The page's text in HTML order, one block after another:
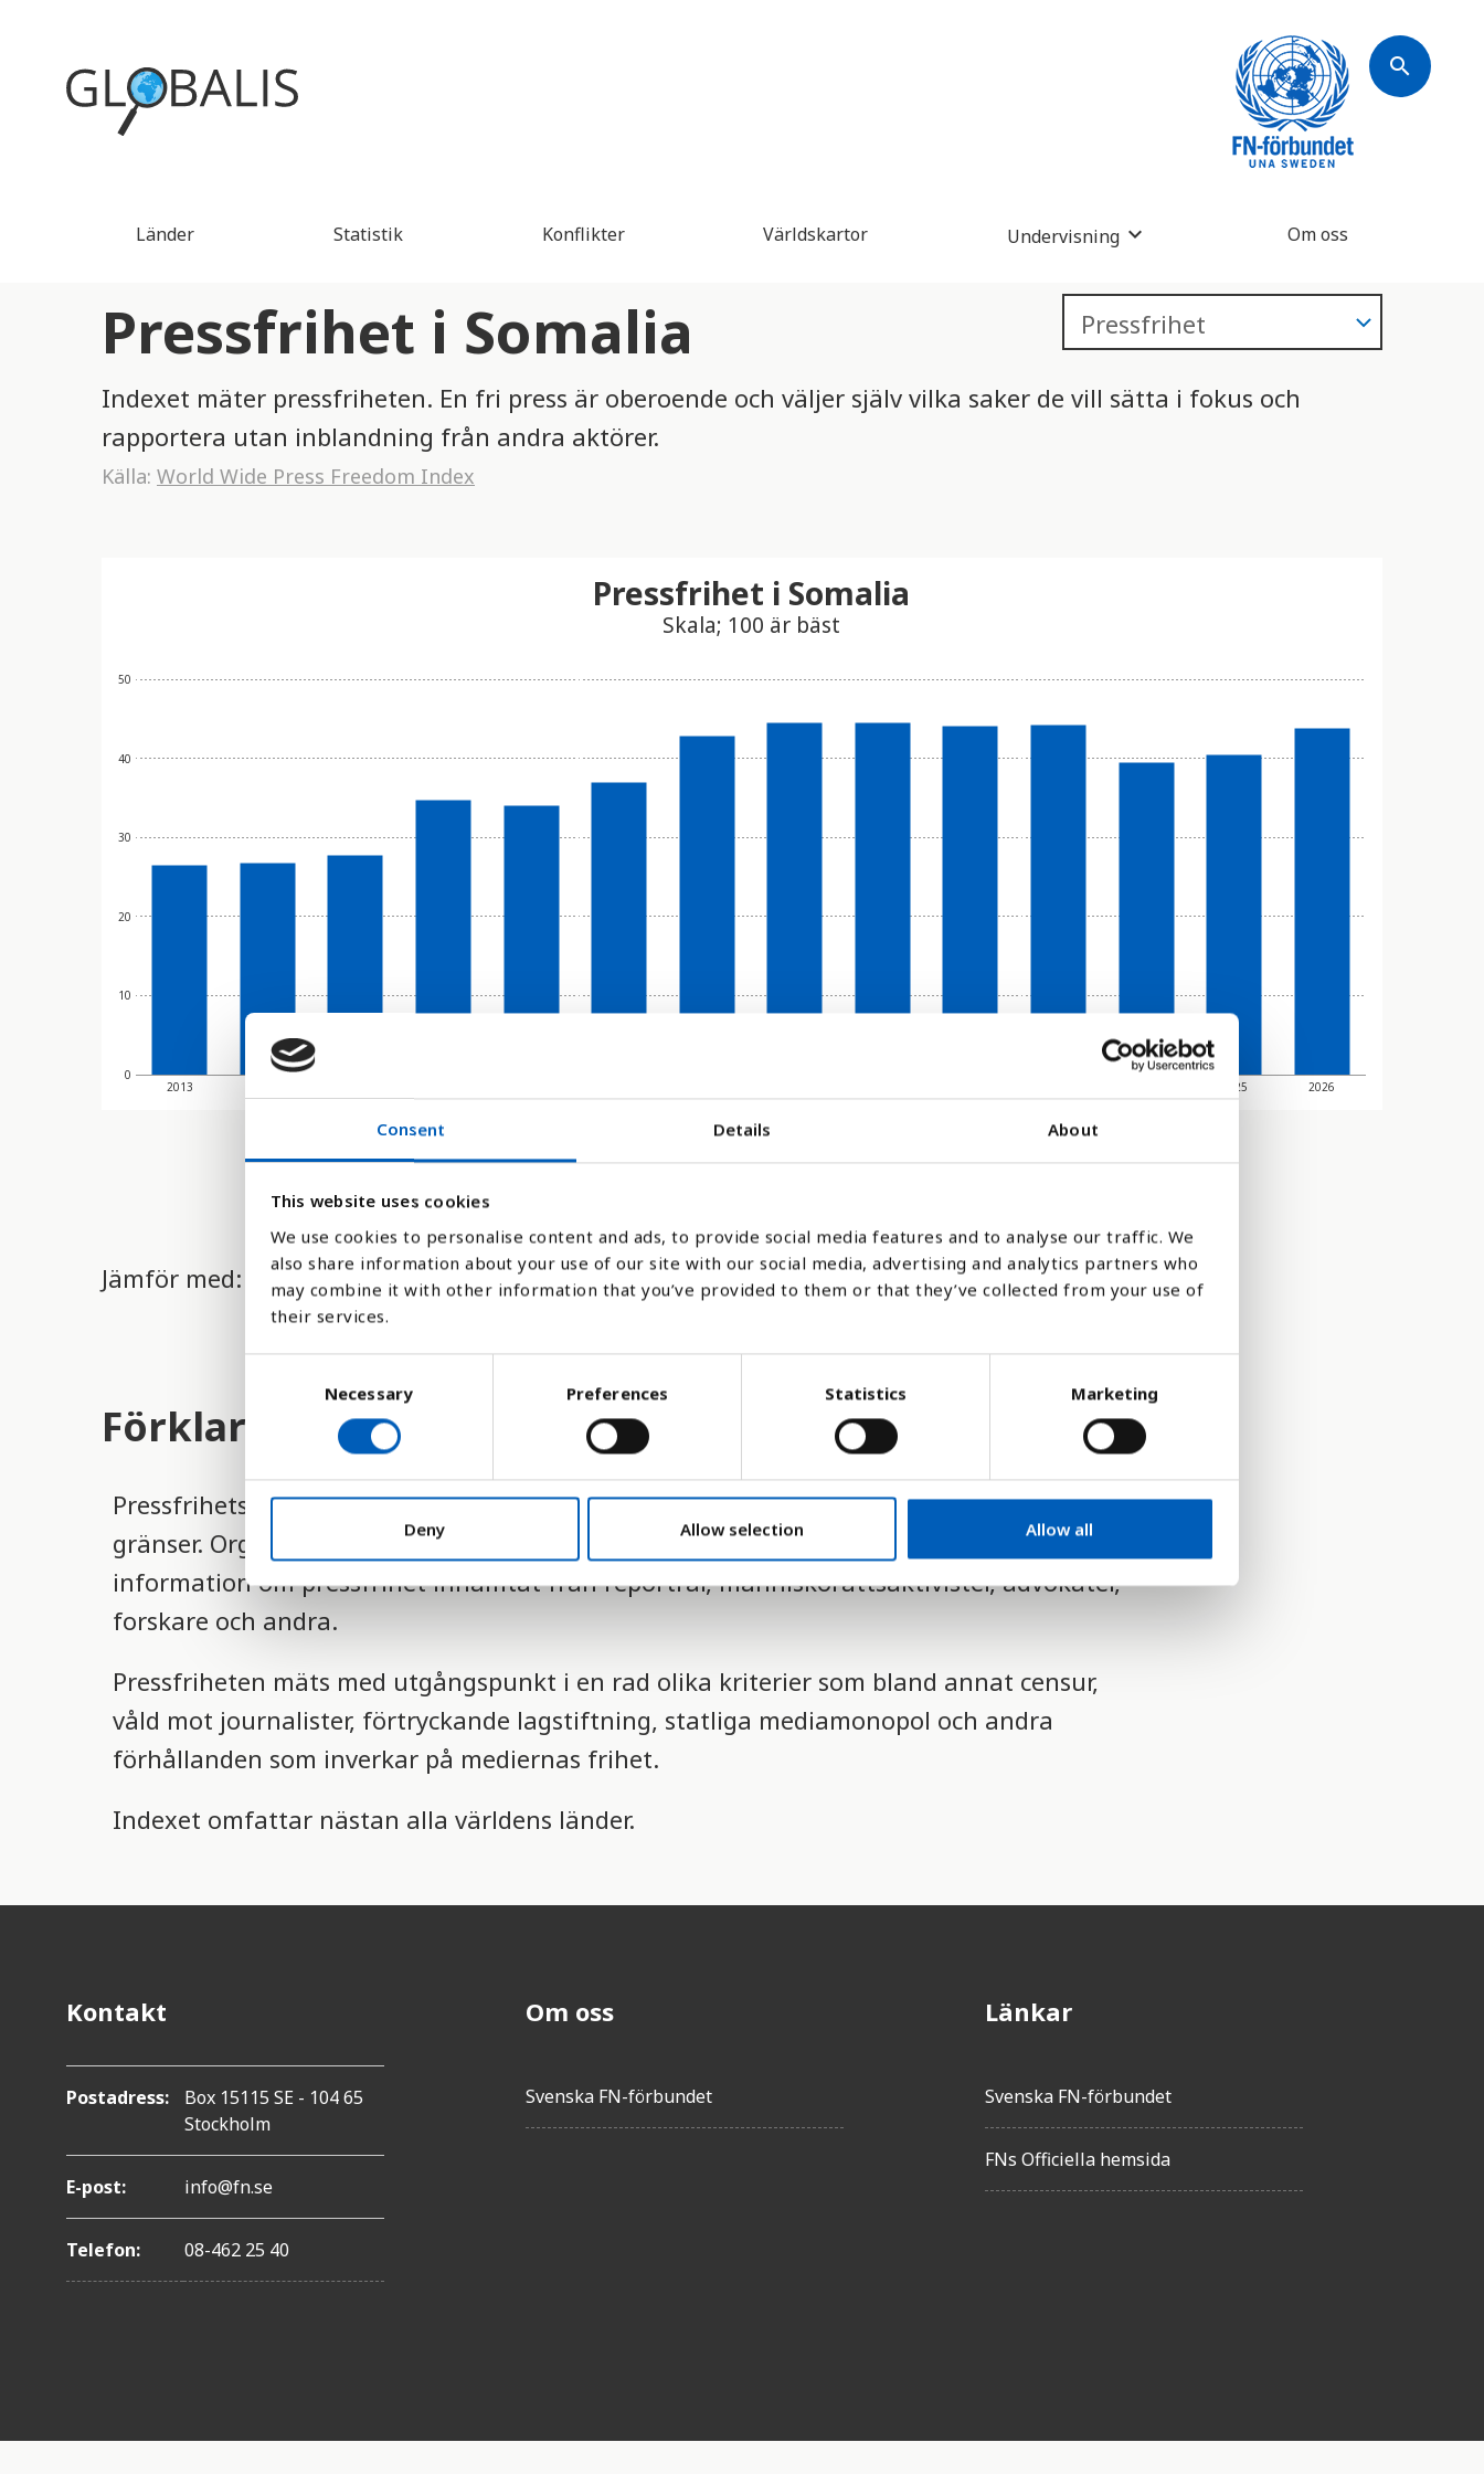
Consent Details About
This website uses cookies
We use cookies to personalise content and ads, to provide social media features and to analyse our traffic. We
also share information about your use of our site with our social media, advertising and analytics partners who
may combine it with other information that you’ve provided to them or that they’ve collected from your use of
their services.
n
n
S
e
e
t
i
n
Necessary Preferences Statistics Marketing
Deny Allow selection Allow all
search
Länder Statistik Konflikter Världskartor Undervisning Om oss
Pressfrihet i Somalia
Indexet mäter pressfriheten. En fri press är oberoende och väljer själv vilka saker de vill sätta i fokus och
rapportera utan inblandning från andra aktörer.
Källa: World Wide Press Freedom Index
0
10
20
30
40
50
2013 2025 2026
Pressfrihet i Somalia
Skala; 100 är bäst
Stapeldiagram
Jämför med:
Förklaring
Pressfrihetsindexet utarbetades av den internationella organisationen Reportrar utan
gränser. Organisationen rankar merparten av världens länder med bakgrund av
information om pressfrihet inhämtat från reportrar, människorättsaktivister, advokater,
forskare och andra.
Pressfriheten mäts med utgångspunkt i en rad olika kriterier som bland annat censur,
våld mot journalister, förtryckande lagstiftning, statliga mediamonopol och andra
förhållanden som inverkar på mediernas frihet.
Indexet omfattar nästan alla världens länder.
Kontakt
Postadress:
Box 15115 SE - 104 65
Stockholm
E-post: info@fn.se
Telefon: 08-462 25 40
Om oss
Svenska FN-förbundet
Länkar
Svenska FN-förbundet
FNs Officiella hemsida